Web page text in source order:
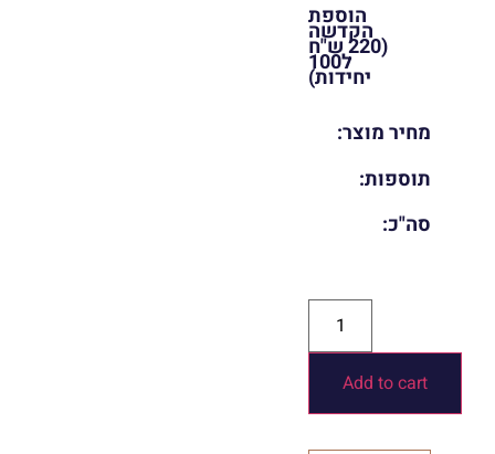
הוספת
הקדשה
(220 ש"ח
ל100
יחידות)
מחיר מוצר:
תוספות:
סה"כ:
Add to cart